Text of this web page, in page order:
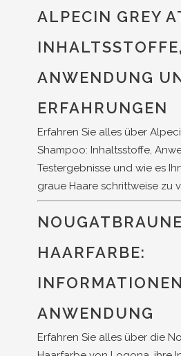
ALPECIN GREY
INHALTSSTOFFE,
ANWENDUNG
ERFAHRUNGEN
Erfahren Sie alles über
Shampoo: Inhaltsstoffe,
Testergebnisse und wie es
graue Haare schrittweise zu
NOUGATBRAUNE
HAARFARBE:
ANWENDUNG
Erfahren Sie alles über die